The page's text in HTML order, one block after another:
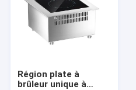
Région plate à
brûleur unique à